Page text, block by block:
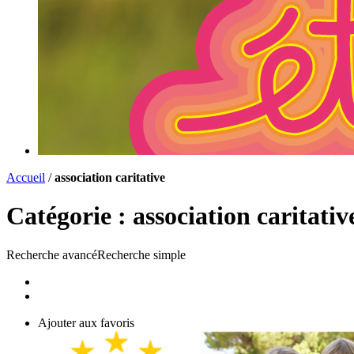
Accueil /association caritative
Catégorie : association
Recherche avancéRecherche simple
Ajouter aux favoris